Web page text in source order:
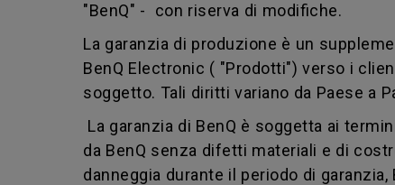
"BenQ" - con riserva di modifiche.
La garanzia di produzione è un
BenQ Electronic ( "Prodotti") verso i
soggetto. Tali diritti variano da Paese a
La garanzia di BenQ è soggetta ai
da BenQ senza difetti materiali e di
danneggia durante il periodo di